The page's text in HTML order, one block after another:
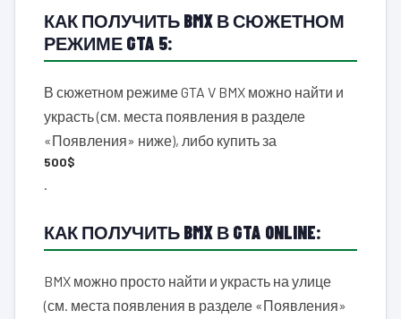
КАК ПОЛУЧИТЬ BMX В СЮЖЕТНОМ
РЕЖИМЕ GTA 5:
В сюжетном режиме GTA V BMX можно найти и
украсть (см. места появления в разделе
«Появления» ниже), либо купить за
500$
.
КАК ПОЛУЧИТЬ BMX В GTA ONLINE:
BMX можно просто найти и украсть на улице
(см. места появления в разделе «Появления»